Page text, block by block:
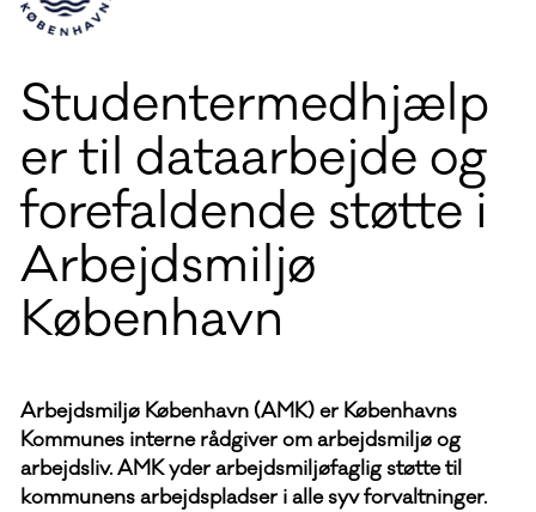
Studentermedhjælp
er til dataarbejde og
forefaldende støtte i
Arbejdsmiljø
København
Arbejdsmiljø København (AMK) er Københavns
Kommunes interne rådgiver om arbejdsmiljø og
arbejdsliv. AMK yder arbejdsmiljøfaglig støtte til
kommunens arbejdspladser i alle syv forvaltninger.